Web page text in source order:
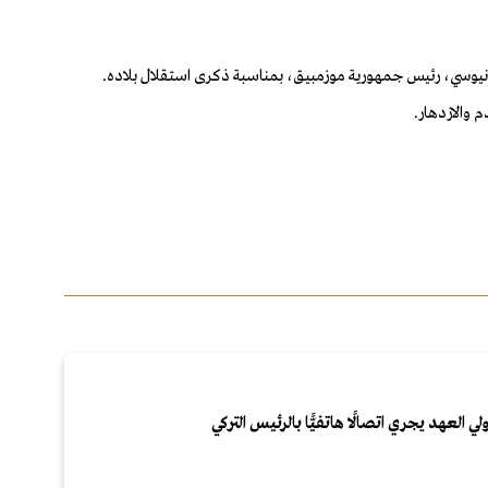
رئيس جمهورية موزمبيق، بمناسبة ذكرى استقلال بلاده.
ولي العهد يجري اتصالًا هاتفيًّا بالرئيس التركي